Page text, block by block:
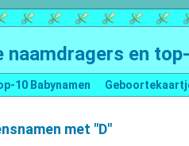
naamdragers en
10 Babynamen
met "D"